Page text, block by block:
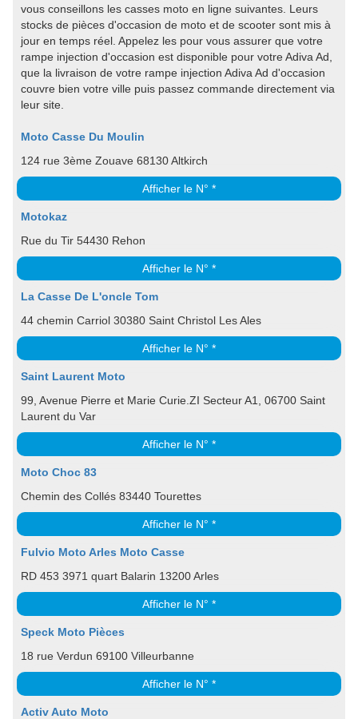
vous conseillons les casses moto en ligne suivantes. Leurs
stocks de pièces d'occasion de moto et de scooter sont mis à
jour en temps réel. Appelez les pour vous assurer que votre
rampe injection d'occasion est disponible pour votre Adiva Ad,
que la livraison de votre rampe injection Adiva Ad d'occasion
couvre bien votre ville puis passez commande directement via
leur site.
Moto Casse Du Moulin
124 rue 3ème Zouave 68130 Altkirch
Afficher le N° *
Motokaz
Rue du Tir 54430 Rehon
Afficher le N° *
La Casse De L'oncle Tom
44 chemin Carriol 30380 Saint Christol Les Ales
Afficher le N° *
Saint Laurent Moto
99, Avenue Pierre et Marie Curie.ZI Secteur A1, 06700 Saint
Laurent du Var
Afficher le N° *
Moto Choc 83
Chemin des Collés 83440 Tourettes
Afficher le N° *
Fulvio Moto Arles Moto Casse
RD 453 3971 quart Balarin 13200 Arles
Afficher le N° *
Speck Moto Pièces
18 rue Verdun 69100 Villeurbanne
Afficher le N° *
Activ Auto Moto